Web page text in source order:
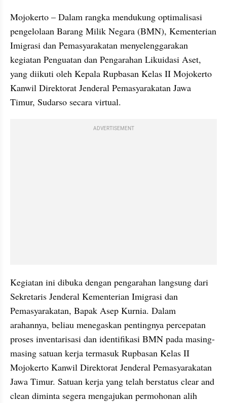
Mojokerto – Dalam rangka mendukung optimalisasi
pengelolaan Barang Milik Negara (BMN), Kementerian
Imigrasi dan Pemasyarakatan menyelenggarakan
kegiatan Penguatan dan Pengarahan Likuidasi Aset,
yang diikuti oleh Kepala Rupbasan Kelas II Mojokerto
Kanwil Direktorat Jenderal Pemasyarakatan Jawa
Timur, Sudarso secara virtual.
ADVERTISEMENT
Kegiatan ini dibuka dengan pengarahan langsung dari
Sekretaris Jenderal Kementerian Imigrasi dan
Pemasyarakatan, Bapak Asep Kurnia. Dalam
arahannya, beliau menegaskan pentingnya percepatan
proses inventarisasi dan identifikasi BMN pada masing-
masing satuan kerja termasuk Rupbasan Kelas II
Mojokerto Kanwil Direktorat Jenderal Pemasyarakatan
Jawa Timur. Satuan kerja yang telah berstatus clear and
clean diminta segera mengajukan permohonan alih